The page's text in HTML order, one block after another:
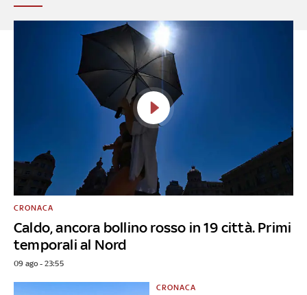
Caldo, ancora bollino rosso in 19 città. Primi
temporali al Nord
CRONACA
09 ago - 23:55
CRONACA